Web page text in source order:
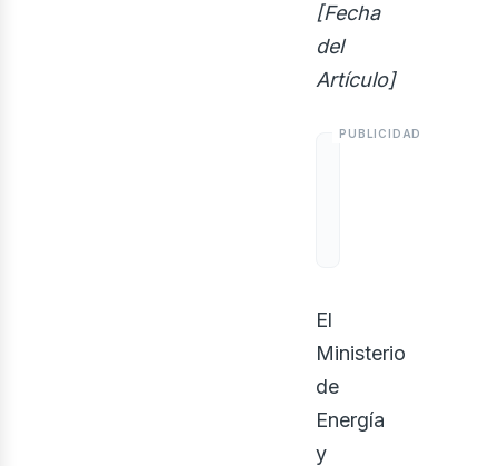
[Fecha
del
Artículo]
El
Ministerio
de
Energía
y